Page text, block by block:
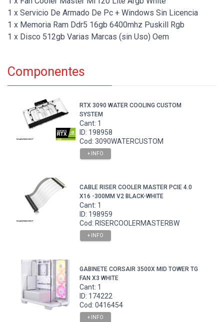
1 x Servicio De Armado De Pc + Windows Sin Licencia
1 x Memoria Ram Ddr5 16gb 6400mhz Puskill Rgb
1 x Disco 512gb Varias Marcas (sin Uso) Oem
Componentes
RTX 3090 WATER COOLING CUSTOM
SYSTEM
Cant: 1
ID: 198958
Cod: 3090WATERCUSTOM
+ INFO
CABLE RISER COOLER MASTER PCIE 4.0
X16 -300MM V2 BLACK-WHITE
Cant: 1
ID: 198959
Cod: RISERCOOLERMASTERBW
+ INFO
GABINETE CORSAIR 3500X MID TOWER TG
FAN X3 WHITE
Cant: 1
ID: 174222
Cod: 0416454
+ INFO